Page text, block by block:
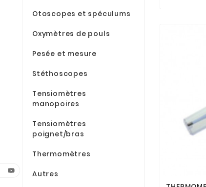
Otoscopes et spéculums
Oxymètres de pouls
Pesée et mesure
Stéthoscopes
Tensiomètres
manopoires
Tensiomètres
poignet/bras
Thermomètres
Autres